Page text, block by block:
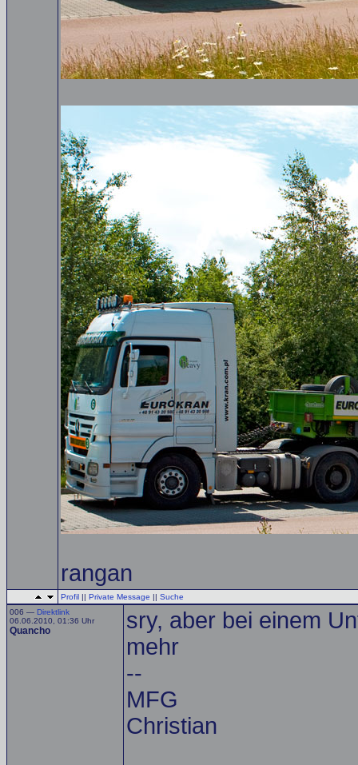
rangan
Profil || Private Message || Suche
006 — Direktlink
06.06.2010, 01:36 Uhr
Quancho
sry, aber bei einem
mehr
--
MFG
Christian